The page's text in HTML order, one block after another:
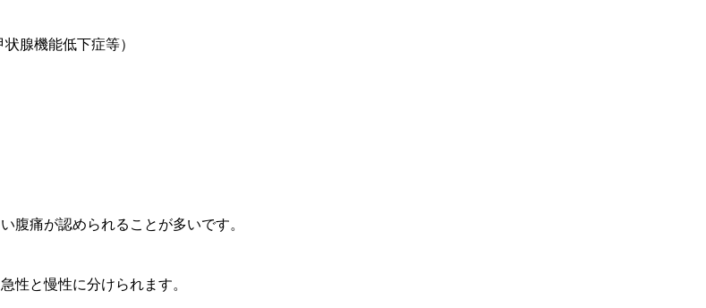
腺機能低下症等）
腹痛が認められることが多いです。
性と慢性に分けられます。